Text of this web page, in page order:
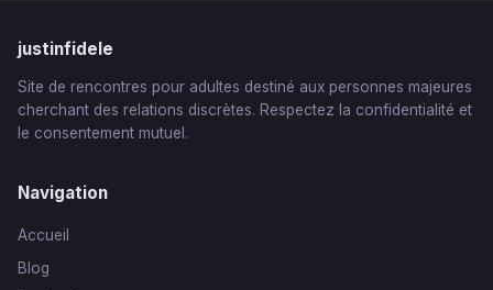
justinfidele
Site de rencontres pour adultes destiné aux personnes majeures
cherchant des relations discrètes. Respectez la confidentialité et
le consentement mutuel.
Navigation
Accueil
Blog